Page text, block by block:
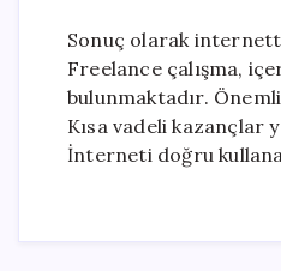
Sonuç olarak
Freelance çalışma,
bulunmaktadır.
Kısa vadeli kazançlar
İnterneti doğru